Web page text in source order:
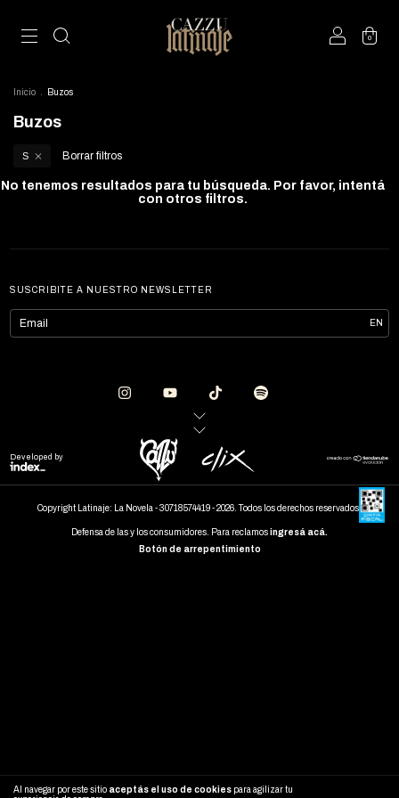
0
Al navegar por este sitio aceptás el uso de cookies para agilizar tu
Inicio Buzos
Buzos
S Borrar filtros
No tenemos resultados para tu búsqueda. Por favor, intentá
con otros filtros.
SUSCRIBITE A NUESTRO NEWSLETTER
Developed by
Copyright Latinaje: La Novela - 30718574419 - 2026. Todos los derechos reservados.
Defensa de las y los consumidores. Para reclamosingresá acá.
Botón de arrepentimiento